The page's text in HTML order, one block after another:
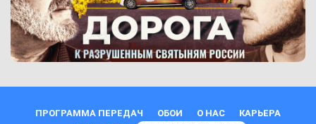
ПРОГРАММА ПЕРЕДАЧ ОБОИ О НАС
КАРЬЕРА